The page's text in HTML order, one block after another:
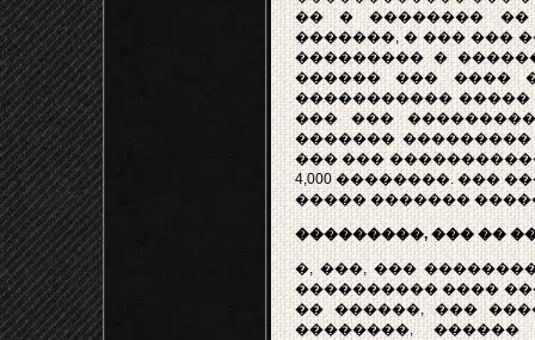
�� � �������� ��
�������, � ��� ���
��������� �
������ ��� ����
�����������
��� ���
�������
��� ���
4,000 ��������. ���
����� �������
���������, ��� ��
�, ���, ���
���������� ����
�� ������, ���
��������,